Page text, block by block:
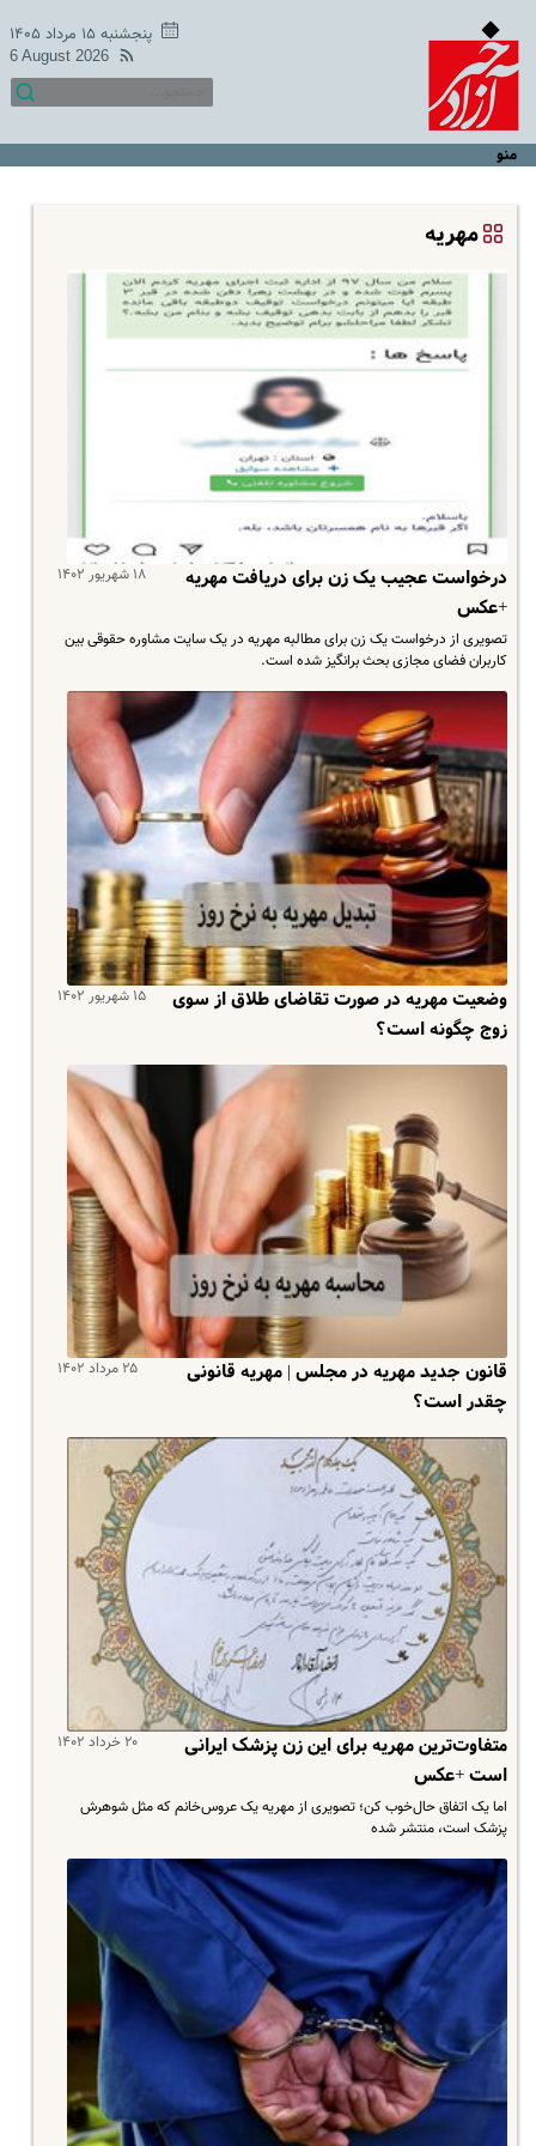
پنجشنبه ۱۵ مرداد ۱۴۰۵
6 August 2026
منو
مهریه
۱۸ شهریور ۱۴۰۲
درخواست عجیب یک زن برای دریافت مهریه
+عکس
تصویری از درخواست یک زن برای مطالبه مهریه در یک سایت مشاوره حقوقی بین
کاربران فضای مجازی بحث برانگیز شده است.
۱۵ شهریور ۱۴۰۲
وضعیت مهریه در صورت تقاضای طلاق از سوی
زوج چگونه است؟
۲۵ مرداد ۱۴۰۲
قانون جدید مهریه در مجلس | مهریه قانونی
چقدر است؟
۲۰ خرداد ۱۴۰۲
متفاوت‌ترین مهریه برای این زن پزشک ایرانی
است +عکس
اما یک اتفاق حال‌خوب کن؛ تصویری از مهریه یک عروس‌خانم که مثل شوهرش
پزشک است، منتشر شده